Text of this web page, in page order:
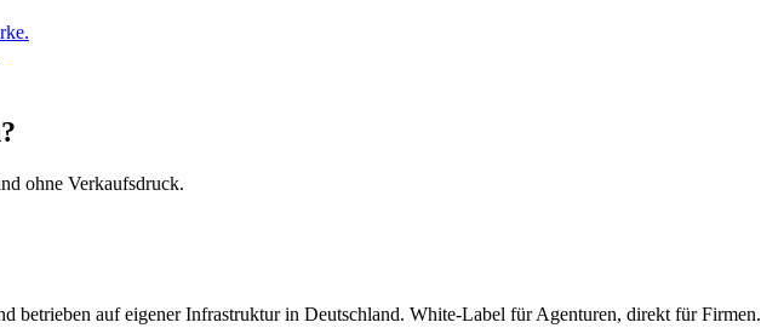
ohne Verkaufsdruck.
betrieben auf eigener Infrastruktur in Deutschland. White-Label für Agenturen, direkt für Firmen.